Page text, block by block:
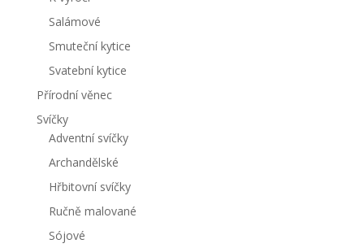
Salámové
Smuteční kytice
Svatební kytice
Přírodní věnec
Svíčky
Adventní svíčky
Archandělské
Hřbitovní svíčky
Ručně malované
Sójové